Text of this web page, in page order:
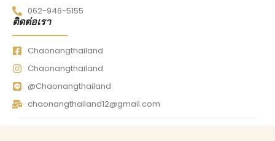
062-946-5155
ติดต่อเรา
Chaonangthailand
Chaonangthailand
@Chaonangthailand
chaonangthailand12@gmail.com